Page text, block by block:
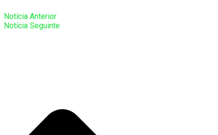
Notícia Anterior
Notícia Seguinte